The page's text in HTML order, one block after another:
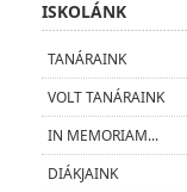
ISKOLÁNK
TANÁRAINK
VOLT TANÁRAINK
IN MEMORIAM...
DIÁKJAINK